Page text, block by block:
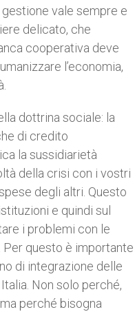
vale sempre e
delicato, che
cooperativa deve
l’economia,
dottrina sociale: la
di credito
la sussidiarietà
della crisi con i vostri
degli altri. Questo
e quindi sul
i problemi con le
questo è importante
di integrazione delle
Non solo perché,
perché bisogna